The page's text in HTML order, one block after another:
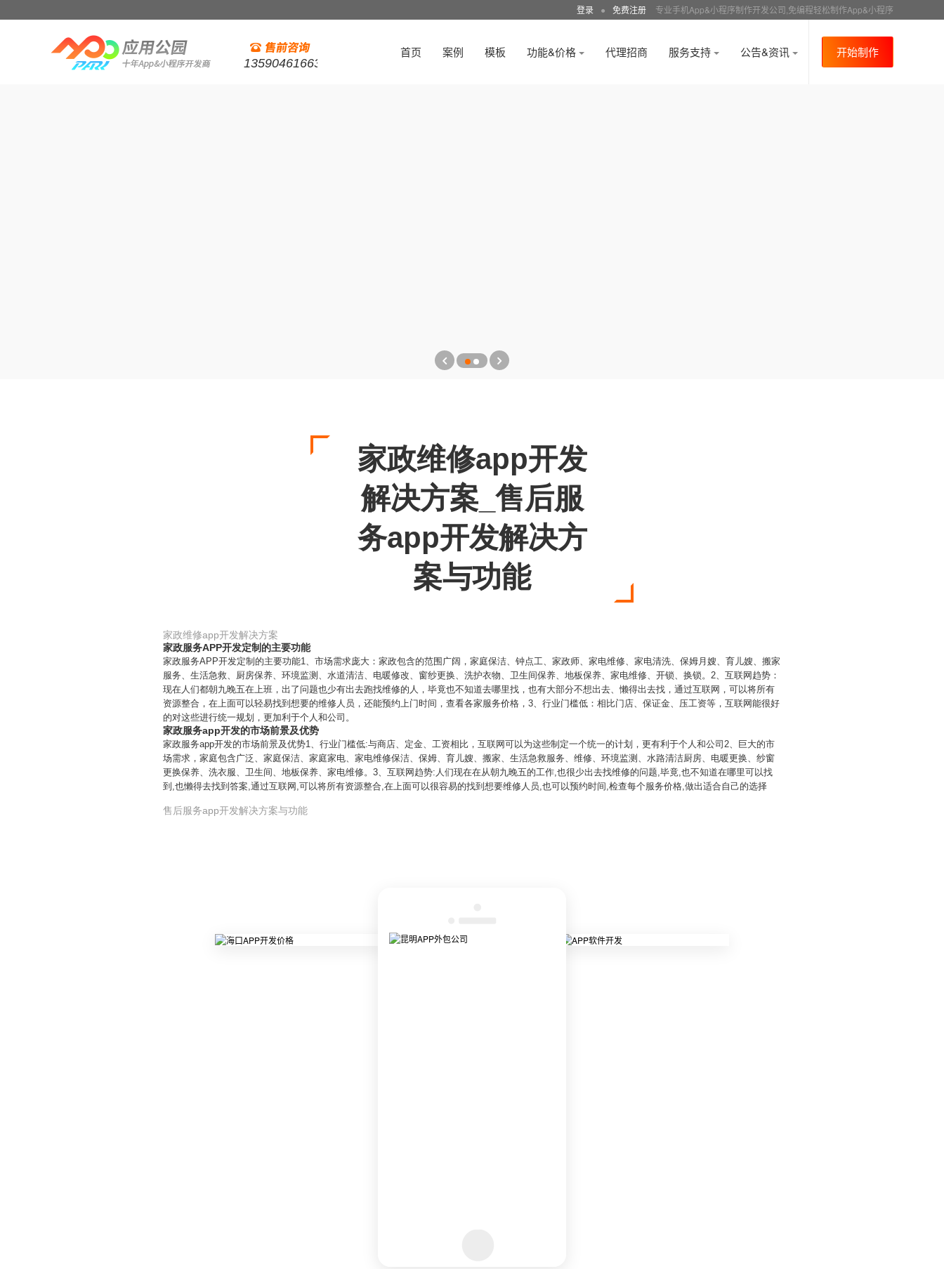
登录 ● 免费注册 专业手机App&小程序制作开发公司,免编程轻松制作App&小程序
13590461663
首页 案例 模板 功能&价格 代理招商 服务支持 公告&资讯 开始制作
家政维修app开发
解决方案_售后服
务app开发解决方
案与功能
家政维修app开发解决方案
家政服务APP开发定制的主要功能
家政服务APP开发定制的主要功能1、市场需求庞大：家政包含的范围广阔，家庭保洁、钟点工、家政师、家电维修、家电清洗、保姆月嫂、育儿嫂、搬家
服务、生活急救、厨房保养、环境监测、水道清洁、电暖修改、窗纱更换、洗护衣物、卫生间保养、地板保养、家电维修、开锁、换锁。2、互联网趋势：
现在人们都朝九晚五在上班，出了问题也少有出去跑找维修的人，毕竟也不知道去哪里找，也有大部分不想出去、懒得出去找，通过互联网，可以将所有
资源整合，在上面可以轻易找到想要的维修人员，还能预约上门时间，查看各家服务价格，3、行业门槛低：相比门店、保证金、压工资等，互联网能很好
的对这些进行统一规划，更加利于个人和公司。
家政服务app开发的市场前景及优势
家政服务app开发的市场前景及优势1、行业门槛低:与商店、定金、工资相比，互联网可以为这些制定一个统一的计划，更有利于个人和公司2、巨大的市
场需求，家庭包含广泛、家庭保洁、家庭家电、家电维修保洁、保姆、育儿嫂、搬家、生活急救服务、维修、环境监测、水路清洁厨房、电暖更换、纱窗
更换保养、洗衣服、卫生间、地板保养、家电维修。3、互联网趋势:人们现在在从朝九晚五的工作,也很少出去找维修的问题,毕竟,也不知道在哪里可以找
到,也懒得去找到答案,通过互联网,可以将所有资源整合,在上面可以很容易的找到想要维修人员,也可以预约时间,检查每个服务价格,做出适合自己的选择
售后服务app开发解决方案与功能